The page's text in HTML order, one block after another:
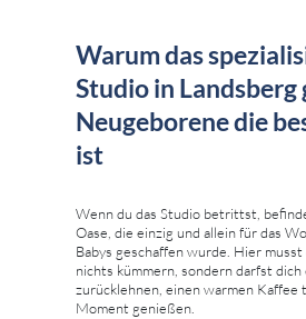
Warum das
Studio in Landsberg
Neugeborene die
ist
Wenn du das Studio betrittst,
Oase, die einzig und allein für das
Babys geschaffen wurde. Hier
nichts kümmern, sondern darfst dich
zurücklehnen, einen warmen Kaffee
Moment genießen.